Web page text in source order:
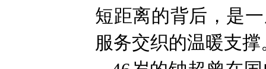
短距离的背后，是
服务交织的温暖支撑